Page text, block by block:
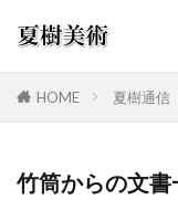
HOME 夏樹通信
竹筒からの文
カテゴリー